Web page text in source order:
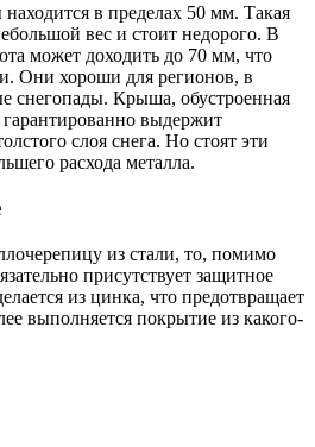
в пределах 50 мм. Такая
вес и стоит недорого. В
может доходить до 70 мм, что
Они хороши для регионов, в
снегопады. Крыша, обустроенная
выдержит
слоя снега. Но стоят эти
расхода металла.
из стали, то, помимо
присутствует защитное
из цинка, что предотвращает
выполняется покрытие из какого-